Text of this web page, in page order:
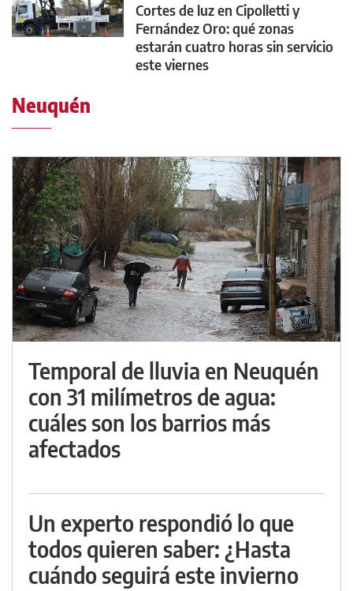
Cortes de luz en Cipolletti y
Fernández Oro: qué zonas
estarán cuatro horas sin servicio
este viernes
Neuquén
Temporal de lluvia en Neuquén
con 31 milímetros de agua:
cuáles son los barrios más
afectados
Un experto respondió lo que
todos quieren saber: ¿Hasta
cuándo seguirá este invierno